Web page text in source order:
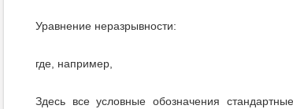
Уравнение неразрывности:
где, например,
Здесь все условные обозначения